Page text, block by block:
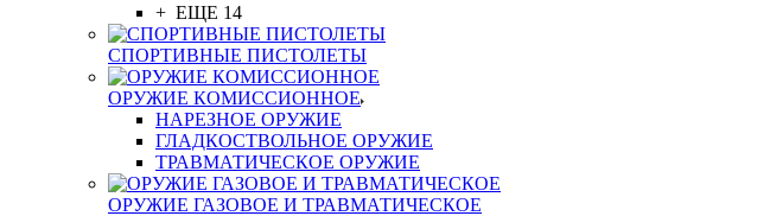
+ ЕЩЕ 14
СПОРТИВНЫЕ ПИСТОЛЕТЫ
ОРУЖИЕ КОМИССИОННОЕ
НАРЕЗНОЕ ОРУЖИЕ
ГЛАДКОСТВОЛЬНОЕ ОРУЖИЕ
ТРАВМАТИЧЕСКОЕ ОРУЖИЕ
ОРУЖИЕ ГАЗОВОЕ И ТРАВМАТИЧЕСКОЕ